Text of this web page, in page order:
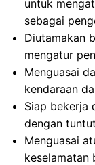
untuk
sebagai
Diutamakan
mengatur
Menguasai
kendaraan
Siap bekerja
dengan
Menguasai
keselamatan